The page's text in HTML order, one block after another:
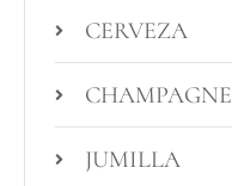
CERVEZA
CHAMPAGNE
JUMILLA